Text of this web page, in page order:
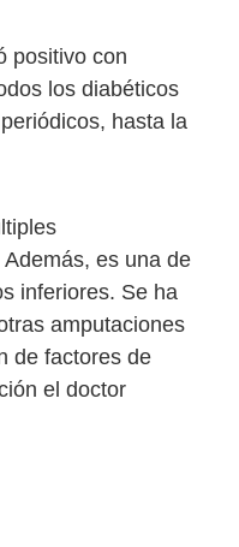
positivo con
los diabéticos
hasta la
es una de
inferiores. Se ha
amputaciones
de factores de
el doctor